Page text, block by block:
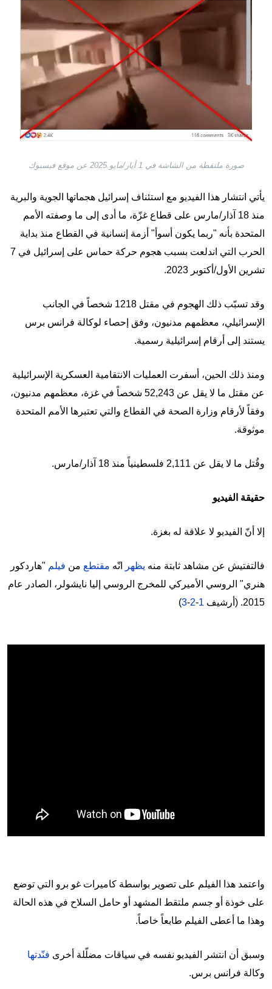
صورة ملتقطة من الشاشة في 1 أيار/مايو 2025 عن موقع فيسبوك
يأتي انتشار هذا الفيديو مع استئناف إسرائيل هجماتها الجوية والبرية
منذ 18 آذار/مارس على قطاع غزّة، ما أدى إلى ما وصفته الأمم
المتحدة بأنه "ربما يكون أسوأ" أزمة إنسانية في القطاع منذ بداية
الحرب التي اندلعت بسبب هجوم حركة حماس على إسرائيل في 7
تشرين الأول/أكتوبر 2023.
وقد تسبّب ذلك الهجوم في مقتل 1218 شخصاً في الجانب
الإسرائيلي، معظمهم مدنيون، وفق إحصاء لوكالة فرانس برس
يستند إلى أرقام إسرائيلية رسمية.
ومنذ ذلك الحين، أسفرت العمليات الانتقامية العسكرية الإسرائيلية
عن مقتل ما لا يقل عن 52,243 شخصاً في غزة، معظمهم مدنيون،
وفقاً لأرقام وزارة الصحة في القطاع والتي تعتبرها الأمم المتحدة
موثوقة.
وقُتل ما لا يقل عن 2,111 فلسطينياً منذ 18 آذار/مارس.
حقيقة الفيديو
إلا أنّ الفيديو لا علاقة له بغزة.
فالتفتيش عن مشاهد ثابتة منه يظهر انّه مقتطع من فيلم "هاردكور
هنري" الروسي الأميركي للمخرج الروسي إليا نايشولر، الصادر عام
2015. (أرشيف
1
-
2
-
3
)
واعتمد هذا الفيلم على تصوير بواسطة كاميرات غو برو التي توضع
على خوذة أو جسم ملتقط المشهد أو حامل السلاح في هذه الحالة
وهذا ما أعطى الفيلم طابعاً خاصاً.
وسبق أن انتشر الفيديو نفسه في سياقات مضلّلة أخرى فنّدتها
وكالة فرانس برس.